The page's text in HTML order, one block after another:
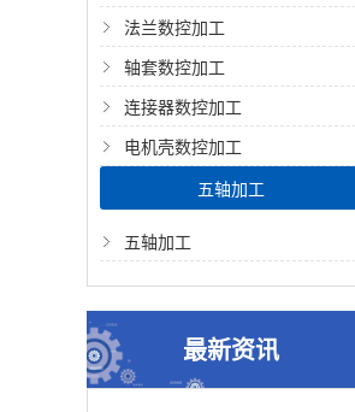
法兰数控加工
轴套数控加工
连接器数控加工
电机壳数控加工
五轴加工
五轴加工
最新资讯